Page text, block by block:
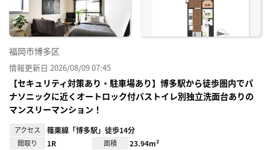
福岡市博多区
情報更新日 2026/08/09 07:45
【セキュリティ対策あり・駐車場あり】博多駅から徒歩圏内でパ
ナソニックに近くオートロック付バストイレ別独立洗面台ありの
マンスリーマンション！
アクセス 篠栗線「博多駅」徒歩14分
間取り 1R 面積 23.94m²